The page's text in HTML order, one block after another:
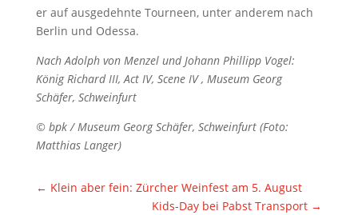
er auf ausgedehnte Tourneen, unter anderem nach
Berlin und Odessa.
Nach Adolph von Menzel und Johann Phillipp Vogel:
König Richard III, Act IV, Scene IV , Museum Georg
Schäfer, Schweinfurt
© bpk / Museum Georg Schäfer, Schweinfurt (Foto:
Matthias Langer)
← Klein aber fein: Zürcher Weinfest am 5. August
Kids-Day bei Pabst Transport →